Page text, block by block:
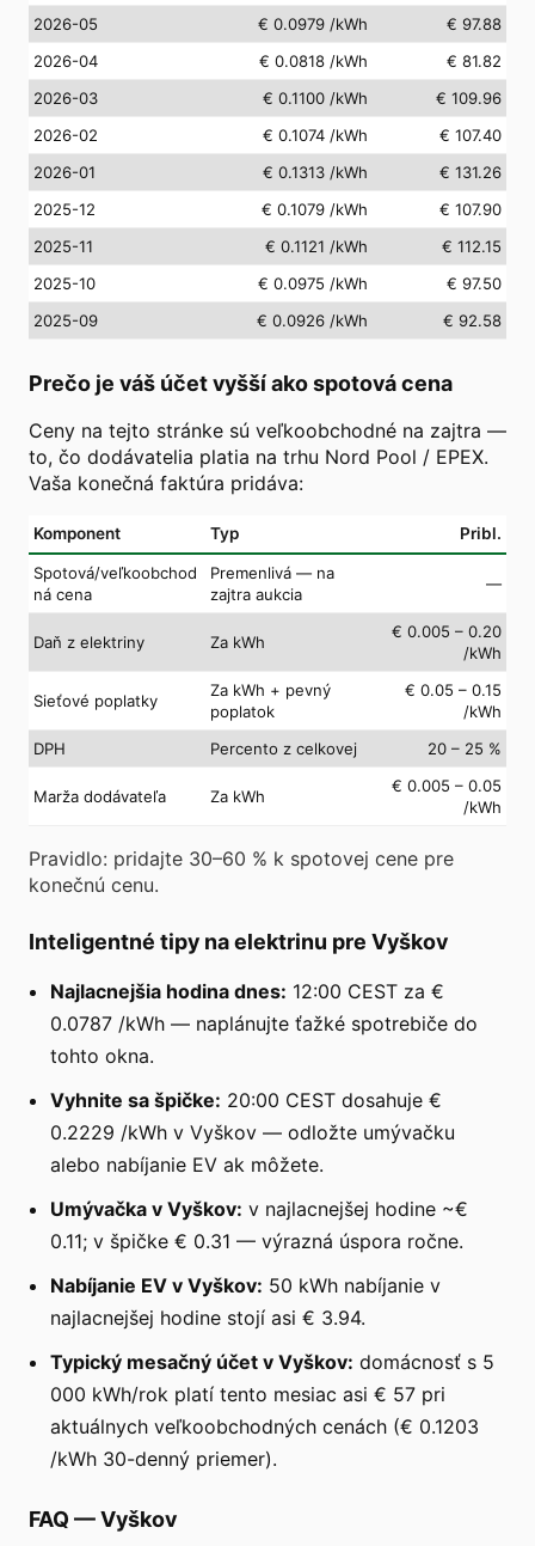
2026-05
€ 0.0979 /kWh
€ 97.88
2026-04
€ 0.0818 /kWh
€ 81.82
2026-03
€ 0.1100 /kWh
€ 109.96
2026-02
€ 0.1074 /kWh
€ 107.40
2026-01
€ 0.1313 /kWh
€ 131.26
2025-12
€ 0.1079 /kWh
€ 107.90
2025-11
€ 0.1121 /kWh
€ 112.15
2025-10
€ 0.0975 /kWh
€ 97.50
2025-09
€ 0.0926 /kWh € 92.58
Prečo je váš účet vyšší ako spotová cena
Ceny na tejto stránke sú veľkoobchodné na zajtra —
to, čo dodávatelia platia na trhu Nord Pool / EPEX.
Vaša konečná faktúra pridáva:
Komponent Typ Pribl.
Spotová/veľkoobchod
ná cena
Premenlivá — na
zajtra aukcia
—
Daň z elektriny Za kWh
€ 0.005 – 0.20
/kWh
Sieťové poplatky
Za kWh + pevný
poplatok
€ 0.05 – 0.15
/kWh
DPH
Percento z celkovej 20 – 25 %
Marža dodávateľa Za kWh
€ 0.005 – 0.05
/kWh
Pravidlo: pridajte 30–60 % k spotovej cene pre
konečnú cenu.
Inteligentné tipy na elektrinu pre Vyškov
Najlacnejšia hodina dnes: 12:00 CEST za €
0.0787 /kWh — naplánujte ťažké spotrebiče do
tohto okna.
Vyhnite sa špičke: 20:00 CEST dosahuje €
0.2229 /kWh v Vyškov — odložte umývačku
alebo nabíjanie EV ak môžete.
Umývačka v Vyškov: v najlacnejšej hodine ~€
0.11; v špičke € 0.31 — výrazná úspora ročne.
Nabíjanie EV v Vyškov: 50 kWh nabíjanie v
najlacnejšej hodine stojí asi € 3.94.
Typický mesačný účet v Vyškov: domácnosť s 5
000 kWh/rok platí tento mesiac asi € 57 pri
aktuálnych veľkoobchodných cenách (€ 0.1203
/kWh 30-denný priemer).
FAQ —Vyškov